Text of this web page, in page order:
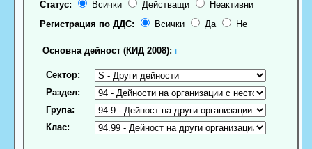
Статус: Всички Действащи
Неактивни
Регистрация по ДДС:
Всички Да Не
Основна дейност (КИД 2008): ℹ
Сектор:
Раздел:
Група:
Клас: